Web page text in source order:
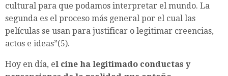
cultural para que podamos interpretar el mundo. La
segunda es el proceso más general por el cual las
películas se usan para justificar o legitimar creencias,
actos e ideas”(5).
Hoy en día, el cine ha legitimado conductas y